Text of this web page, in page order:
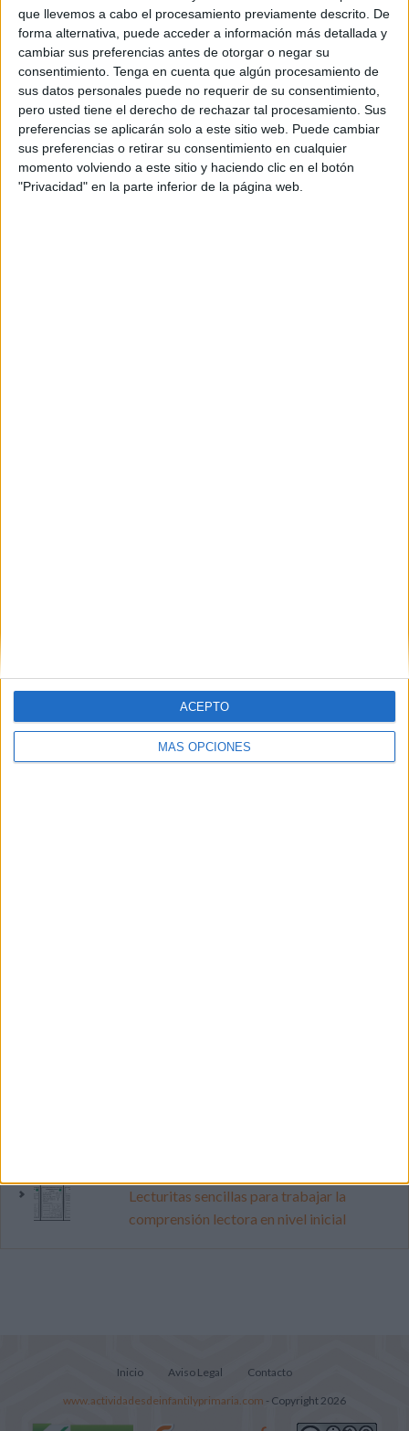
que llevemos a cabo el procesamiento previamente descrito. De
forma alternativa, puede acceder a información más detallada y
cambiar sus preferencias antes de otorgar o negar su
consentimiento. Tenga en cuenta que algún procesamiento de
sus datos personales puede no requerir de su consentimiento,
pero usted tiene el derecho de rechazar tal procesamiento. Sus
preferencias se aplicarán solo a este sitio web. Puede cambiar
sus preferencias o retirar su consentimiento en cualquier
momento volviendo a este sitio y haciendo clic en el botón
"Privacidad" en la parte inferior de la página web.
MÁS OPCIONES
ACEPTO
PINTEREST
Lecturitas sencillas para trabajar la
comprensión lectora en nivel inicial
Inicio Aviso Legal Contacto
www.actividadesdeinfantilyprimaria.com - Copyright 2026